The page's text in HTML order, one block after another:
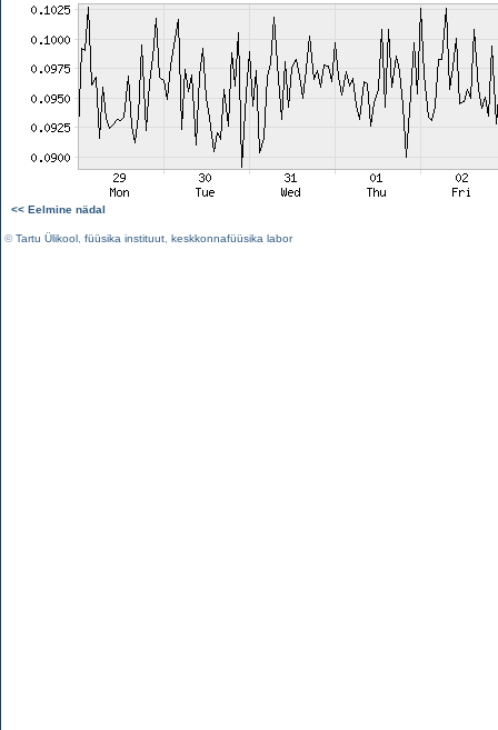
<< Eelmine nädal
©Tartu Ülikool füüsika instituut keskkonnafüüsika labor